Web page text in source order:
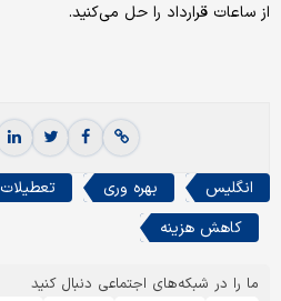
از ساعات قرارداد را حل می‌کنید.
انگلیس بهره وری تعطیلات
کاهش هزینه
ما را در شبکه‌های اجتماعی دنبال کنید